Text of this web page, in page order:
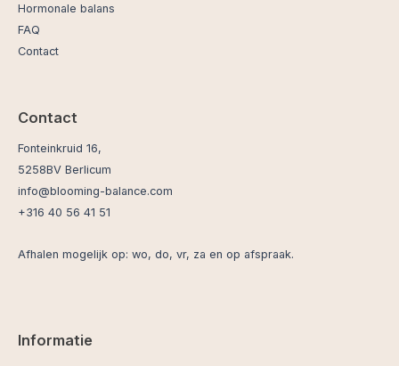
Hormonale balans
FAQ
Contact
Contact
Fonteinkruid 16,
5258BV Berlicum
info@blooming-balance.com
+316 40 56 41 51
Afhalen mogelijk op: wo, do, vr, za en op afspraak.
Informatie